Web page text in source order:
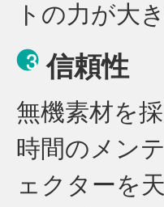
トの力が大き
信頼性
無機素材を
時間のメン
ェクターを